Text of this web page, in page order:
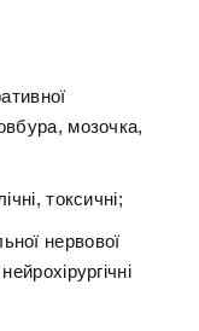
мозочка,
токсичні;
нервової